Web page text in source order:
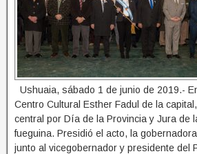
Ushuaia, sábado 1 de junio de 2019.-
Centro Cultural Esther Fadul de la
central por Día de la Provincia y Jura de
fueguina. Presidió el acto, la
junto al vicegobernador y presidente del